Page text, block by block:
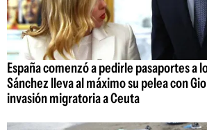
España comenzó a pedirle pasaportes a
Sánchez lleva al máximo su pelea con
invasión migratoria a Ceuta